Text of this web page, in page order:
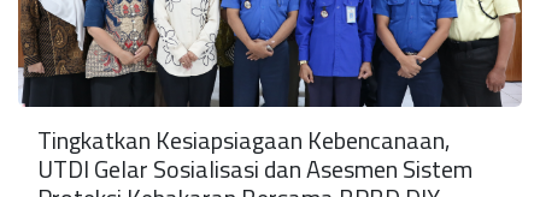
Tingkatkan Kesiapsiagaan Kebencanaan,
UTDI Gelar Sosialisasi dan Asesmen Sistem